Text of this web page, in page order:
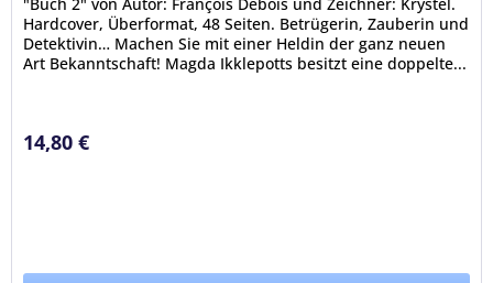
Hardcover, Überformat, 48 Seiten. Betrügerin, Zauberin und
Detektivin… Machen Sie mit einer Heldin der ganz neuen
Art Bekanntschaft! Magda Ikklepotts besitzt eine doppelte...
14,80 €